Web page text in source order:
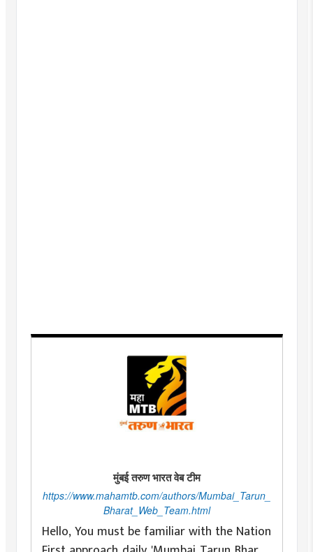
मुंबई तरुण भारत वेब टीम
https://www.mahamtb.com/authors/Mumbai_Tarun_
Bharat_Web_Team.html
Hello, You must be familiar with the Nation